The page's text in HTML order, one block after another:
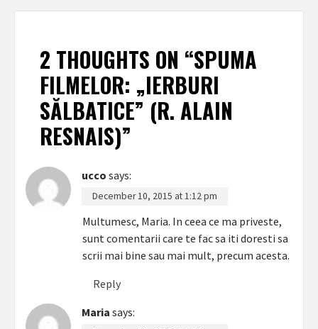
2 THOUGHTS ON “SPUMA
FILMELOR: „IERBURI
SĂLBATICE” (R. ALAIN
RESNAIS)”
ucco says:
December 10, 2015 at 1:12 pm
Multumesc, Maria. In ceea ce ma priveste,
sunt comentarii care te fac sa iti doresti sa
scrii mai bine sau mai mult, precum acesta.
Reply
Maria says: